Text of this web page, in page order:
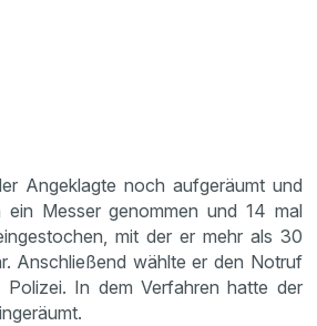
Angeklagte noch aufgeräumt und
ein Messer genommen und 14 mal
mit der er mehr als 30
Anschließend wählte er den Notruf
In dem Verfahren hatte der